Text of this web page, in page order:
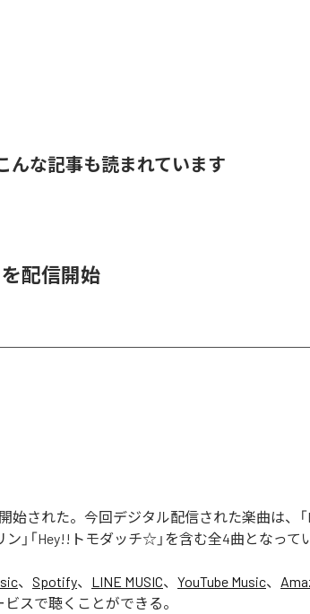
んな記事も読まれています
を配信開始
始された。今回デジタル配信された楽曲は、「
ン」「Hey!!トモダッチ☆」を含む全4曲となって
、 Spotify、 LINE MUSIC、 YouTube Music、
スで聴くことができる。